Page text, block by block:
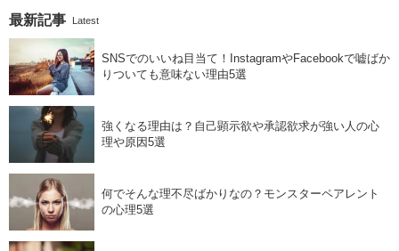
最新記事 Latest
SNSでのいいね目当て！InstagramやFacebookで嘘ばか
りついても意味ない理由5選
強くなる理由は？自己顕示欲や承認欲求が強い人の心
理や原因5選
何でそんな理不尽ばかりなの？モンスターペアレント
の心理5選